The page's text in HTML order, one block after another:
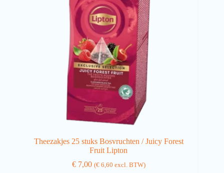
Theezakjes 25 stuks Bosvruchten / Juicy Forest
Fruit Lipton
€7,00 (€6,60 excl. BTW)